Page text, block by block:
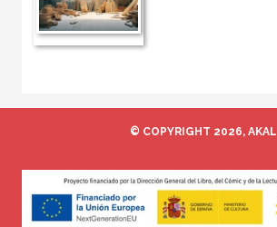
© COPYRIGHT 2026, AKAL